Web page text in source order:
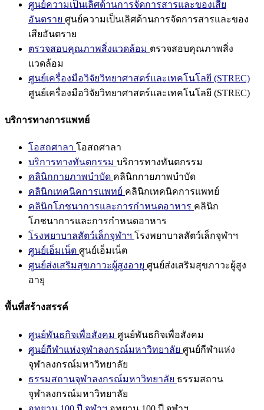
ศูนย์ความเป็นเลิศด้านการจัดการสารและของเสีย
อันตราย ศูนย์ความเป็นเลิศด้านการจัดการสารและของ
เสียอันตราย
ตรวจสอบคุณภาพสิ่งแวดล้อม ตรวจสอบคุณภาพสิ่ง
แวดล้อม
ศูนย์เครื่องมือวิจัยวิทยาศาสตร์และเทคโนโลยี (STREC)
ศูนย์เครื่องมือวิจัยวิทยาศาสตร์และเทคโนโลยี (STREC)
บริการทางการแพทย์
โอสถศาลา โอสถศาลา
บริการทางทันตกรรม บริการทางทันตกรรม
คลินิกกายภาพบำบัด คลินิกกายภาพบำบัด
คลินิกเทคนิคการแพทย์ คลินิกเทคนิคการแพทย์
คลินิกโภชนาการและการกำหนดอาหาร คลินิก
โภชนาการและการกำหนดอาหาร
โรงพยาบาลสัตว์เล็กจุฬาฯ โรงพยาบาลสัตว์เล็กจุฬาฯ
ศูนย์เอ็มเน็ต ศูนย์เอ็มเน็ต
ศูนย์ส่งเสริมสุขภาวะผู้สูงอายุ ศูนย์ส่งเสริมสุขภาวะผู้สูง
อายุ
พื้นที่สร้างสรรค์
ศูนย์พันธกิจเพื่อสังคม ศูนย์พันธกิจเพื่อสังคม
ศูนย์กีฬาแห่งจุฬาลงกรณ์มหาวิทยาลัย ศูนย์กีฬาแห่ง
จุฬาลงกรณ์มหาวิทยาลัย
ธรรมสถานจุฬาลงกรณ์มหาวิทยาลัย ธรรมสถาน
จุฬาลงกรณ์มหาวิทยาลัย